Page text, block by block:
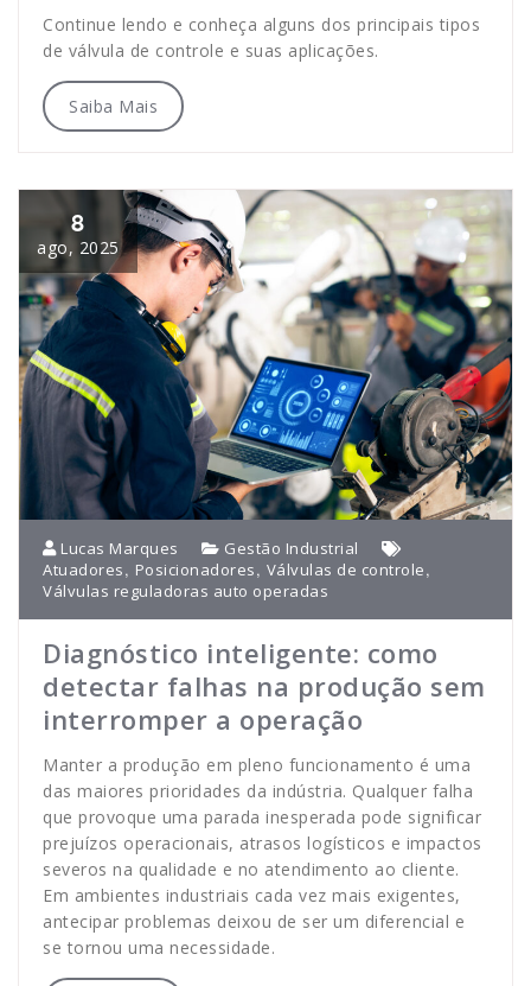
Continue lendo e conheça alguns dos principais tipos
de válvula de controle e suas aplicações.
Saiba Mais
8
ago, 2025
Lucas Marques
Gestão Industrial
Atuadores, Posicionadores, Válvulas de controle,
Válvulas reguladoras auto operadas
Diagnóstico inteligente: como
detectar falhas na produção sem
interromper a operação
Manter a produção em pleno funcionamento é uma
das maiores prioridades da indústria. Qualquer falha
que provoque uma parada inesperada pode significar
prejuízos operacionais, atrasos logísticos e impactos
severos na qualidade e no atendimento ao cliente.
Em ambientes industriais cada vez mais exigentes,
antecipar problemas deixou de ser um diferencial e
se tornou uma necessidade.